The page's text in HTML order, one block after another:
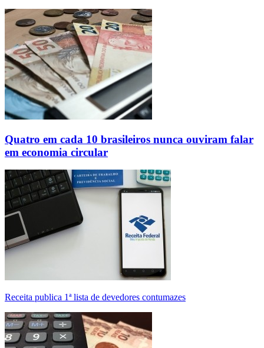
Quatro em cada 10 brasileiros nunca ouviram falar
em economia circular
Receita publica 1ª lista de devedores contumazes